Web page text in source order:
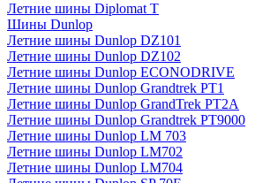
Летние шины Diplomat T
Шины Dunlop
Летние шины Dunlop DZ101
Летние шины Dunlop DZ102
Летние шины Dunlop ECONODRIVE
Летние шины Dunlop Grandtrek PT1
Летние шины Dunlop GrandTrek PT2A
Летние шины Dunlop Grandtrek PT9000
Летние шины Dunlop LM 703
Летние шины Dunlop LM702
Летние шины Dunlop LM704